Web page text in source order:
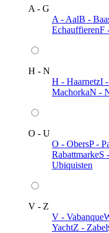
A - G
A - AalB -
EchauffierenF
H - N
H - HaarnetzI
MachorkaN -
O - U
O - ObersP -
RabattmarkeS
Ubiquisten
V - Z
V - Vabanque
YachtZ - Zabel